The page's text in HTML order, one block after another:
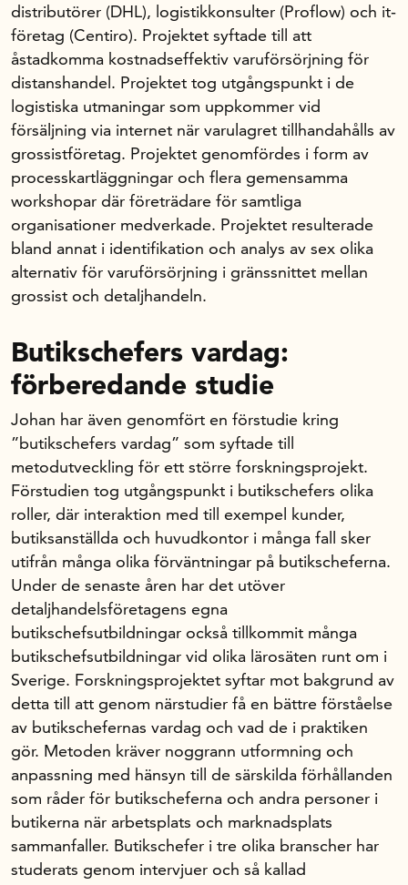
Handelsrådet Play
Om oss
Handelsfakta.se
In English
distributörer (DHL), logistikkonsulter (Proflow) och it‐
företag (Centiro). Projektet syftade till att
åstadkomma kostnadseffektiv varuförsörjning för
distanshandel. Projektet tog utgångspunkt i de
logistiska utmaningar som uppkommer vid
försäljning via internet när varulagret tillhandahålls av
grossistföretag. Projektet genomfördes i form av
processkartläggningar och flera gemensamma
workshopar där företrädare för samtliga
organisationer medverkade. Projektet resulterade
bland annat i identifikation och analys av sex olika
alternativ för varuförsörjning i gränssnittet mellan
grossist och detaljhandeln.
Butikschefers vardag:
förberedande studie
Johan har även genomfört en förstudie kring
”butikschefers vardag” som syftade till
metodutveckling för ett större forskningsprojekt.
Förstudien tog utgångspunkt i butikschefers olika
roller, där interaktion med till exempel kunder,
butiksanställda och huvudkontor i många fall sker
utifrån många olika förväntningar på butikscheferna.
Under de senaste åren har det utöver
detaljhandelsföretagens egna
butikschefsutbildningar också tillkommit många
butikschefsutbildningar vid olika lärosäten runt om i
Sverige. Forskningsprojektet syftar mot bakgrund av
detta till att genom närstudier få en bättre förståelse
av butikschefernas vardag och vad de i praktiken
gör. Metoden kräver noggrann utformning och
anpassning med hänsyn till de särskilda förhållanden
som råder för butikscheferna och andra personer i
butikerna när arbetsplats och marknadsplats
sammanfaller. Butikschefer i tre olika branscher har
studerats genom intervjuer och så kallad